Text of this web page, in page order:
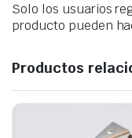
Solo los usuarios
producto pueden
Productos